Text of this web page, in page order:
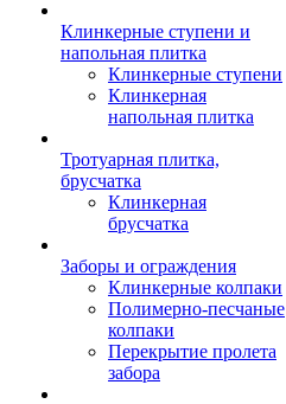
Клинкерные ступени и
напольная плитка
Клинкерные ступени
Клинкерная
напольная плитка
Тротуарная плитка,
брусчатка
Клинкерная
брусчатка
Заборы и ограждения
Клинкерные колпаки
Полимерно-песчаные
колпаки
Перекрытие пролета
забора